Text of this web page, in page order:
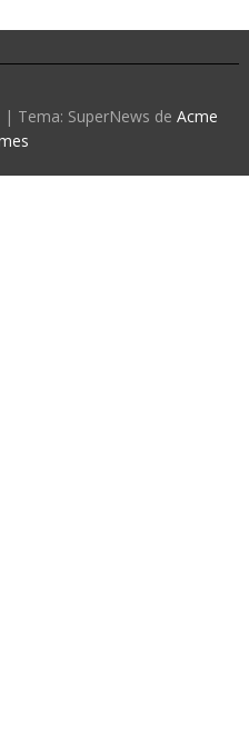
| Tema: SuperNews de Acme